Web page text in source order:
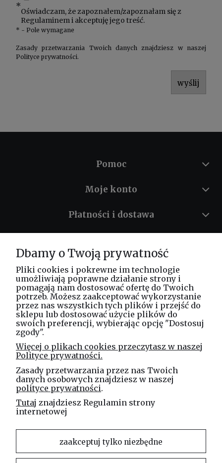
*
Oświadczam, że zapoznałem/zapoznałam się z
Regulaminemi akceptuję jego treść.
* - Pole wymagane
Zasady przetwarzania Twoich danych znajdziesz w naszej
Polityce prywatności.
wyślij
Pomoc
Moje konto
Płatności i dostawa
O nas
Masz pytania? Zadzwoń!
tel. kom. 730 994 188
Spółka Jawna
ul. Technologiczna 44
35-213 Rzeszów
e-mail
sklep@elinea.com.pl
Dbamy o Twoją prywatność
Pliki cookies i pokrewne im technologie
umożliwiają poprawne działanie strony i
pomagają nam dostosować ofertę do Twoich
potrzeb. Możesz zaakceptować wykorzystanie
przez nas wszystkich tych plików i przejść do
sklepu lub dostosować użycie plików do
swoich preferencji, wybierając opcję "Dostosuj
zgody".
Więcej o plikach cookies przeczytasz w naszej
Polityce prywatności.
Zasady przetwarzania przez nas Twoich
danych osobowych znajdziesz w naszej
polityce prywatności.
Tutaj znajdziesz Regulamin strony
internetowej
zaakceptuj tylko niezbędne